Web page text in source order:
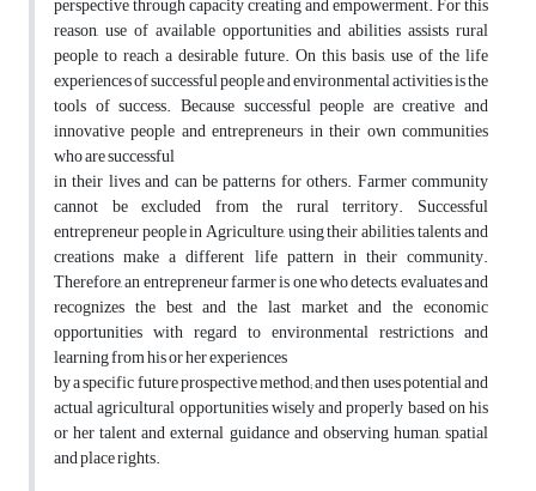
reason, use of available opportunities and abilities assists rural
people to reach a desirable future. On this basis, use of the life
experiences of successful people and environmental activities is the
tools of success. Because successful people are creative and
innovative people and entrepreneurs in their own communities
who are successful
in their lives and can be patterns for others. Farmer community
cannot be excluded from the rural territory. Successful
entrepreneur people in Agriculture, using their abilities, talents and
creations make a different life pattern in their community.
Therefore, an entrepreneur farmer is one who detects, evaluates and
recognizes the best and the last market and the economic
opportunities with regard to environmental restrictions and
learning from his or her experiences
by a specific future prospective method; and then uses potential and
actual agricultural opportunities wisely and properly based on his
or her talent and external guidance and observing human, spatial
and place rights.